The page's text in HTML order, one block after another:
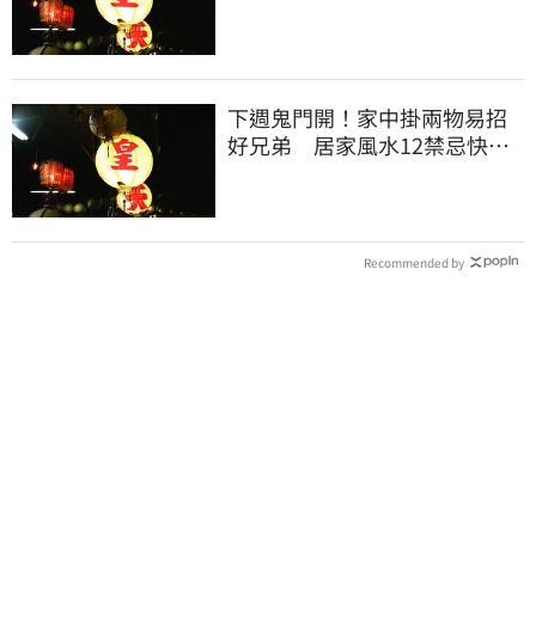
下週鬼門開！家中掛兩物易招
好兄弟 居家風水12禁忌快檢
Recommended by